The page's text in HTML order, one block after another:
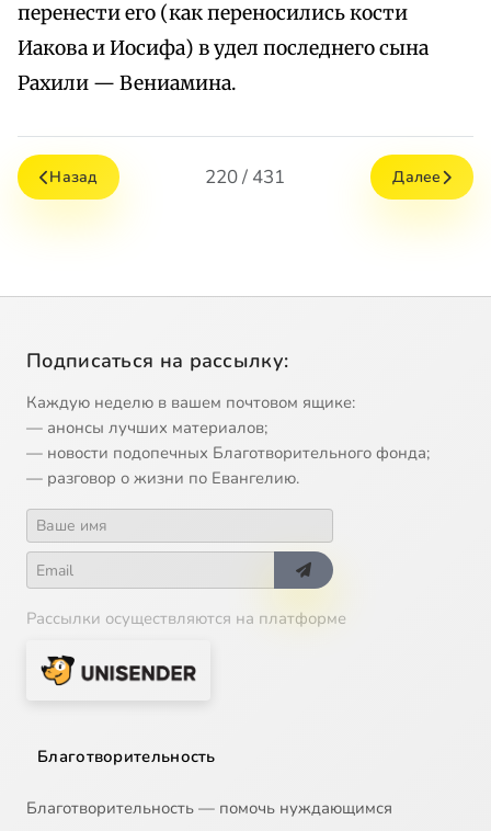
перенести его (как переносились кости
Иакова и Иосифа) в удел последнего сына
Рахили — Вениамина.
Назад 220 / 431 Далее
Подписаться на рассылку:
Каждую неделю в вашем почтовом ящике:
— анонсы лучших материалов;
— новости подопечных Благотворительного фонда;
— разговор о жизни по Евангелию.
Рассылки осуществляются на платформе
Благотворительность
Благотворительность — помочь нуждающимся